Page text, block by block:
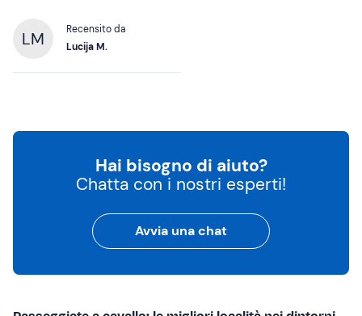
LM
Recensito da
Lucija M.
Hai bisogno di aiuto?
Chatta con i nostri esperti!
Avvia una chat